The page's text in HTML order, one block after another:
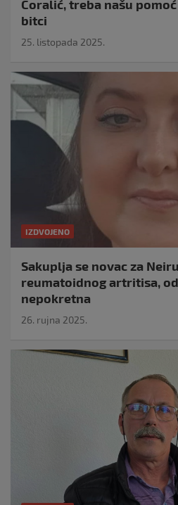
Ćoralić, treba našu
bitci
25. listopada 2025.
IZDVOJENO
Sakuplja se novac za
reumatoidnog artritisa,
nepokretna
26. rujna 2025.